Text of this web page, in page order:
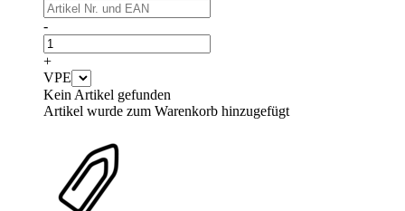
-
+
VPE
Kein Artikel gefunden
Artikel wurde zum Warenkorb hinzugefügt